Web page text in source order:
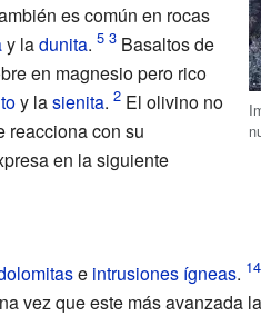
es común en rocas
y ladunita.
Basaltos de
en magnesio pero rico
y lasienita. El olivino no
reacciona con su
en la siguiente
e intrusiones ígneas.
vez que este más avanzada la